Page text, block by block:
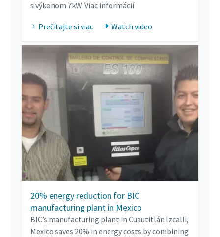
s výkonom 7kW. Viac informácií
Prečítajte si viac Watch video
20% energy reduction for BIC
manufacturing plant in Mexico
BIC’s manufacturing plant in Cuautitlán Izcalli,
Mexico saves 20% in energy costs by combining